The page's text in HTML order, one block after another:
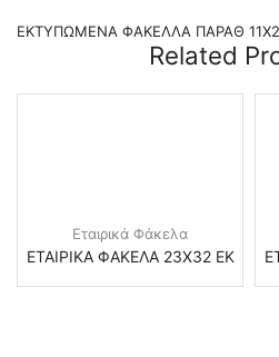
ΕΚΤΥΠΩΜΕΝΑ ΦΑΚΕΛΛΑ ΠΑΡΑΘ
Related
Εταιρικά Φάκελα
ΕΤΑΙΡΙΚΑ ΦΑΚΕΛΑ 23Χ32 ΕΚ